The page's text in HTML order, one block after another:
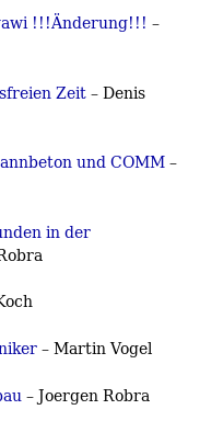
!!!Änderung!!! –
Zeit– Denis
und COMM–
in der
–Martin Vogel
–Joergen Robra